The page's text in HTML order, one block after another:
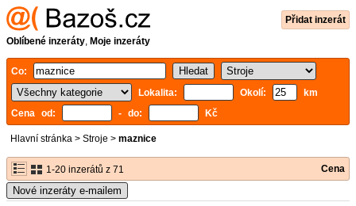
Přidat inzerát
Oblíbené inzeráty, Moje inzeráty
Co:
Lokalita:
Okolí:
km
Cena od:
- do: Kč
Hlavní stránka > Stroje > maznice
1-20 inzerátů z 71 Cena
Nové inzeráty e-mailem